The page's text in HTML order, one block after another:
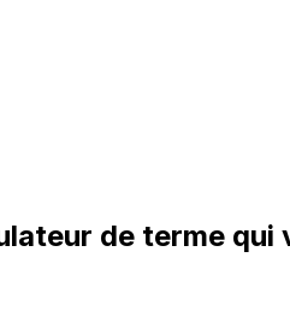
de terme